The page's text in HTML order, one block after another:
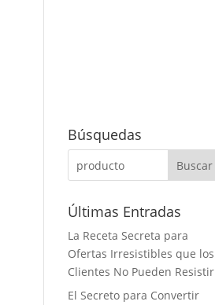
Búsquedas
Últimas Entradas
La Receta Secreta para
Ofertas Irresistibles que los
Clientes No Pueden Resistir
El Secreto para Convertir